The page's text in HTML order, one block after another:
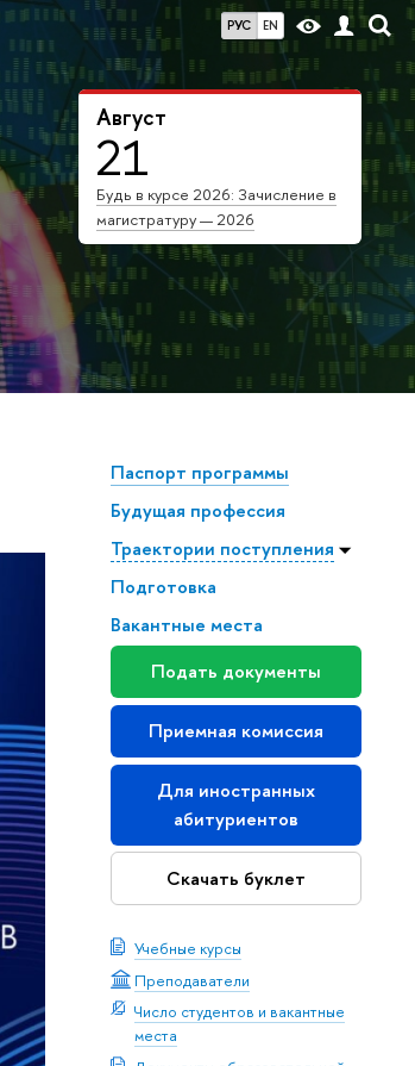
РУС EN
Август
21
Будь в курсе 2026: Зачисление в
магистратуру — 2026
Паспорт программы
Будущая профессия
Траектории поступления
Подготовка
Вакантные места
Подать документы
Приемная комиссия
Для иностранных
абитуриентов
Скачать буклет
Учебные курсы
Преподаватели
Число студентов и вакантные
места